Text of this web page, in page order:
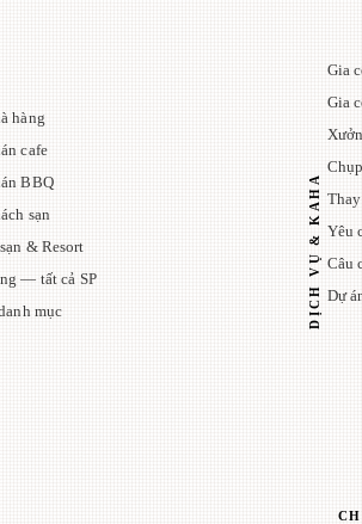
hàng
cafe
BBQ
sạn
& Resort
— tất cả SP
mục
DỊCH VỤ & KAHA
Gia
Gia
Yêu
Câu
Dự